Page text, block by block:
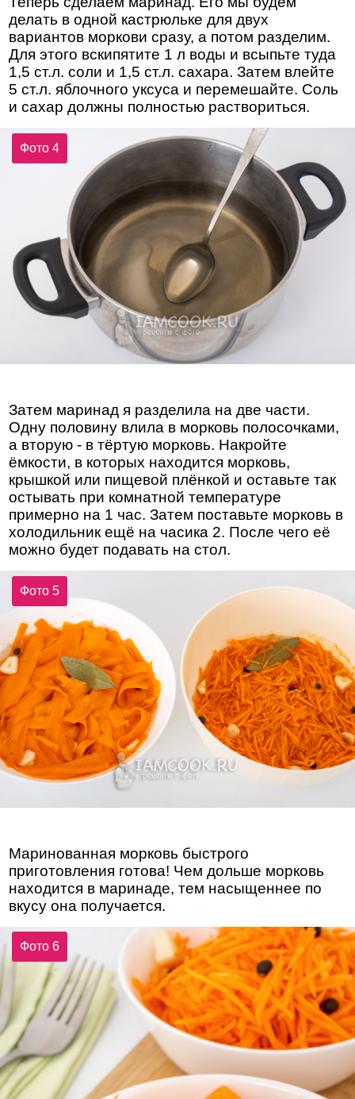
делать в одной кастрюльке для двух
вариантов моркови сразу, а потом разделим.
Для этого вскипятите 1 л воды и всыпьте туда
1,5 ст.л. соли и 1,5 ст.л. сахара. Затем влейте
5 ст.л. яблочного уксуса и перемешайте. Соль
и сахар должны полностью раствориться.
Фото 4
Затем маринад я разделила на две части.
Одну половину влила в морковь полосочками,
а вторую - в тёртую морковь. Накройте
ёмкости, в которых находится морковь,
крышкой или пищевой плёнкой и оставьте так
остывать при комнатной температуре
примерно на 1 час. Затем поставьте морковь в
холодильник ещё на часика 2. После чего её
можно будет подавать на стол.
Фото 5
Маринованная морковь быстрого
приготовления готова! Чем дольше морковь
находится в маринаде, тем насыщеннее по
вкусу она получается.
Фото 6